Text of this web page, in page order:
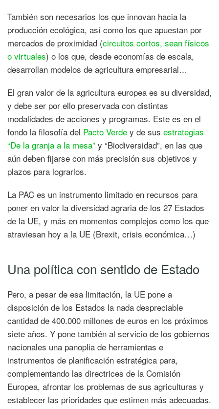
También son necesarios los que innovan hacia la
producción ecológica, así como los que apuestan por
mercados de proximidad (circuitos cortos, sean físicos
o virtuales) o los que, desde economías de escala,
desarrollan modelos de agricultura empresarial…
El gran valor de la agricultura europea es su diversidad,
y debe ser por ello preservada con distintas
modalidades de acciones y programas. Este es en el
fondo la filosofía del Pacto Verde y de sus estrategias
“De la granja a la mesa” y “Biodiversidad”, en las que
aún deben fijarse con más precisión sus objetivos y
plazos para lograrlos.
La PAC es un instrumento limitado en recursos para
poner en valor la diversidad agraria de los 27 Estados
de la UE, y más en momentos complejos como los que
atraviesan hoy a la UE (Brexit, crisis económica…)
Una política con sentido de Estado
Pero, a pesar de esa limitación, la UE pone a
disposición de los Estados la nada despreciable
cantidad de 400.000 millones de euros en los próximos
siete años. Y pone también al servicio de los gobiernos
nacionales una panoplia de herramientas e
instrumentos de planificación estratégica para,
complementando las directrices de la Comisión
Europea, afrontar los problemas de sus agriculturas y
establecer las prioridades que estimen más adecuadas.